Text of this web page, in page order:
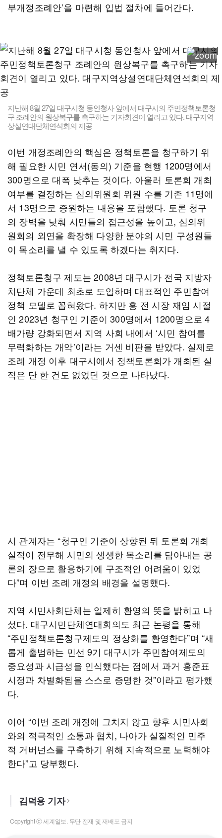
부개정조례안’을 마련해 입법 절차에 들어간다.
지난해 8월 27일 대구시청 동인청사 앞에서 대구시의 주민정책토론청
구 조례안의 원상복구를 촉구하는 기자회견이 열리고 있다. 대구지역
상설연대단체연석회의 제공
이번 개정조례안의 핵심은 정책토론을 청구하기 위
해 필요한 시민 연서(동의) 기준을 현행 1200명에서
300명으로 대폭 낮추는 것이다. 아울러 토론회 개최
여부를 결정하는 심의위원회 위원 수를 기존 11명에
서 13명으로 증원하는 내용을 포함했다. 토론 청구
의 장벽을 낮춰 시민들의 접근성을 높이고, 심의위
원회의 외연을 확장해 다양한 분야의 시민 구성원들
이 목소리를 낼 수 있도록 하겠다는 취지다.
정책토론청구 제도는 2008년 대구시가 전국 지방자
치단체 가운데 최초로 도입하며 대표적인 주민참여
정책 모델로 꼽혀왔다. 하지만 홍 전 시장 재임 시절
인 2023년 청구인 기준이 300명에서 1200명으로 4
배가량 강화되면서 지역 사회 내에서 ‘시민 참여를
무력화하는 개악’이라는 거센 비판을 받았다. 실제로
조례 개정 이후 대구시에서 정책토론회가 개최된 실
적은 단 한 건도 없었던 것으로 나타났다.
시 관계자는 “청구인 기준이 상향된 뒤 토론회 개최
실적이 전무해 시민의 생생한 목소리를 담아내는 공
론의 장으로 활용하기에 구조적인 어려움이 있었
다”며 이번 조례 개정의 배경을 설명했다.
지역 시민사회단체는 일제히 환영의 뜻을 밝히고 나
섰다. 대구시민단체연대회의도 최근 논평을 통해
“주민정책토론청구제도의 정상화를 환영한다”며 “새
롭게 출범하는 민선 9기 대구시가 주민참여제도의
중요성과 시급성을 인식했다는 점에서 과거 홍준표
시정과 차별화됨을 스스로 증명한 것”이라고 평가했
다.
이어 “이번 조례 개정에 그치지 않고 향후 시민사회
와의 적극적인 소통과 협치, 나아가 실질적인 민주
적 거버넌스를 구축하기 위해 지속적으로 노력해야
한다”고 당부했다.
김덕용 기자
Copyright ⓒ 세계일보. 무단 전재 및 재배포 금지